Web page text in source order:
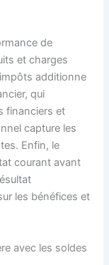
de
et charges
additionne
qui
financiers et
capture les
Enfin, le
courant avant
les bénéfices et
avec les soldes